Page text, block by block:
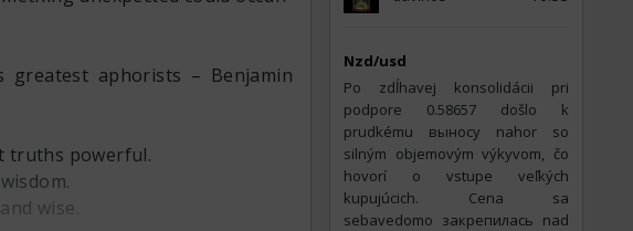
aphorists – Benjamin
truths powerful.
wise.
Nzd/usd
Po zdĺhavej konsolidácii pri
podpore 0.58657 došlo k
prudkému выносу nahor so
silným objemovým výkyvom, čo
hovorí o vstupe veľkých
kupujúcich. Cena sa
sebavedomo закрепилась nad